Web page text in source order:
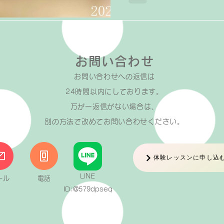
お問い合わせ
お問い合わせへの返信は​
24時間以内にしております。
万が一返信がない場合は、
​別の方法で改めてお問い合わせください。
ル 電話
LINE
ID:@579dpseq
体験レッスンに申し込